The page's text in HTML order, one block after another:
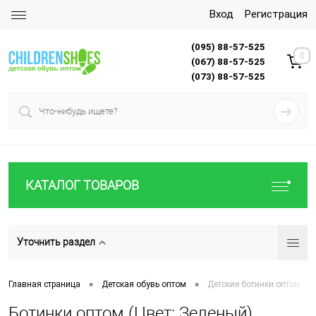
Вход Регистрация
(095) 88-57-525
(067) 88-57-525
(073) 88-57-525
0
КАТАЛОГ ТОВАРОВ
Уточнить раздел
Главная страница • Детская обувь оптом • Детские ботинки оптом